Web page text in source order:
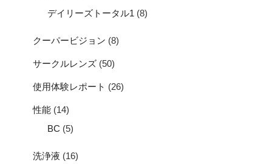
デイリーズトータル1 (8)
クーパービジョン (8)
サークルレンズ (50)
使用体験レポート (26)
性能 (14)
BC (5)
洗浄液 (16)